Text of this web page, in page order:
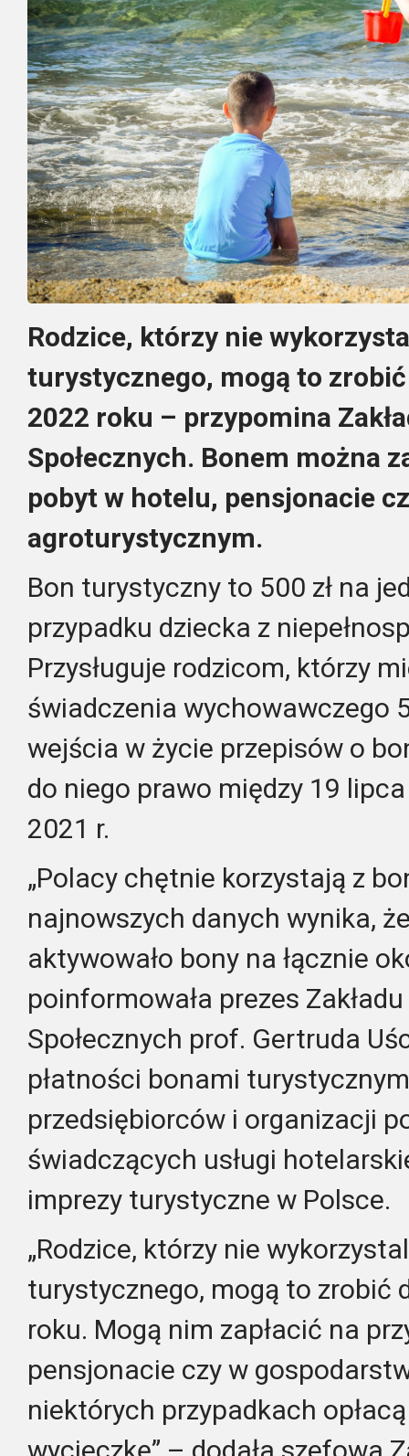
Rodzice, którzy nie
turystycznego, mogą to
2022 roku – przypomina
Społecznych. Bonem można
pobyt w hotelu, pensjonacie
agroturystycznym.
Bon turystyczny to 500 zł na
przypadku dziecka z
Przysługuje rodzicom, którzy
świadczenia wychowawczego
wejścia w życie przepisów o
do niego prawo między 19
2021 r.
„Polacy chętnie korzystają z
najnowszych danych wynika,
aktywowało bony na łącznie
poinformowała prezes
Społecznych prof. Gertruda
płatności bonami
przedsiębiorców i organizacji
świadczących usługi
imprezy turystyczne w Polsce.
„Rodzice, którzy nie
turystycznego, mogą to zrobić
roku. Mogą nim zapłacić na
pensjonacie czy w
niektórych przypadkach